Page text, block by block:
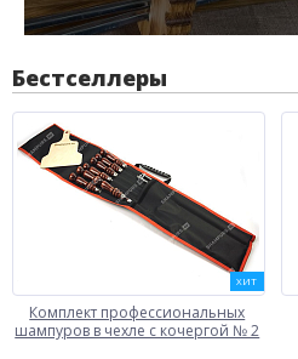
Бестселлеры
ХИТ
Комплект профессиональных
шампуров в чехле с кочергой № 2